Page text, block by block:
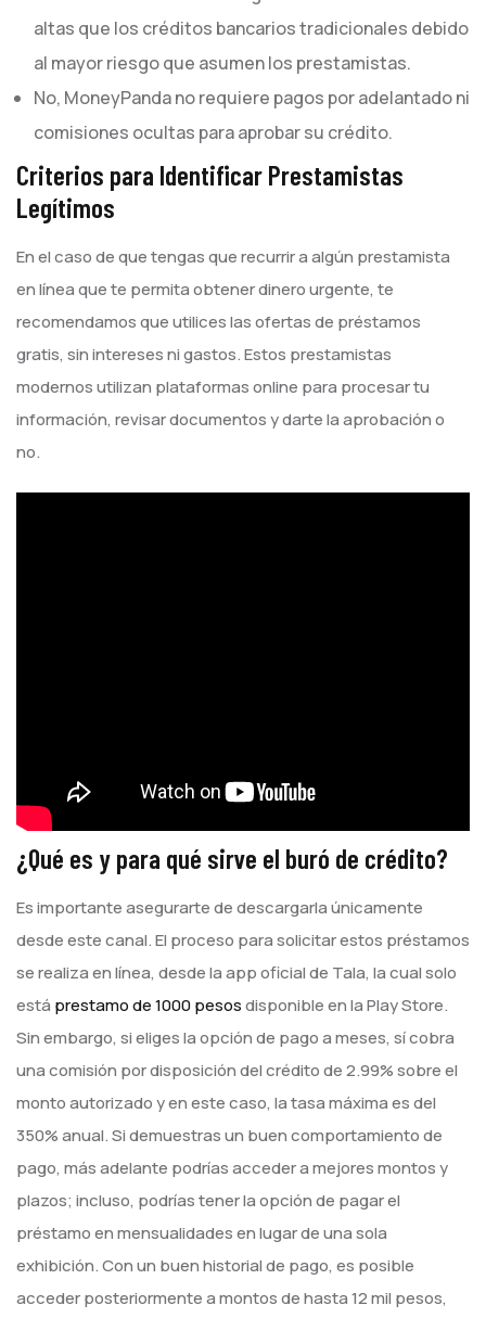
altas que los créditos bancarios tradicionales debido
al mayor riesgo que asumen los prestamistas.
No, MoneyPanda no requiere pagos por adelantado ni
comisiones ocultas para aprobar su crédito.
Criterios para Identificar Prestamistas
Legítimos
En el caso de que tengas que recurrir a algún prestamista
en línea que te permita obtener dinero urgente, te
recomendamos que utilices las ofertas de préstamos
gratis, sin intereses ni gastos. Estos prestamistas
modernos utilizan plataformas online para procesar tu
información, revisar documentos y darte la aprobación o
no.
¿Qué es y para qué sirve el buró de crédito?
Es importante asegurarte de descargarla únicamente
desde este canal. El proceso para solicitar estos préstamos
se realiza en línea, desde la app oficial de Tala, la cual solo
está prestamo de 1000 pesosdisponible en la Play Store.
Sin embargo, si eliges la opción de pago a meses, sí cobra
una comisión por disposición del crédito de 2.99% sobre el
monto autorizado y en este caso, la tasa máxima es del
350% anual. Si demuestras un buen comportamiento de
pago, más adelante podrías acceder a mejores montos y
plazos; incluso, podrías tener la opción de pagar el
préstamo en mensualidades en lugar de una sola
exhibición. Con un buen historial de pago, es posible
acceder posteriormente a montos de hasta 12 mil pesos,